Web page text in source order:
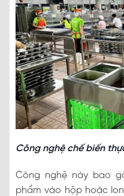
Công nghệ chế biến
Công nghệ này bao
phẩm vào hộp hoặc